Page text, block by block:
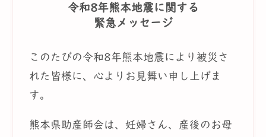
令和8年熊本地震に関する
緊急メッセージ
このたびの令和8年熊本地震により被災さ
れた皆様に、心よりお見舞い申し上げま
す。
熊本県助産師会は、妊婦さん、産後のお母